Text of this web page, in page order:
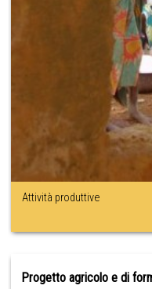
Attività produttive
Progetto agricolo e di